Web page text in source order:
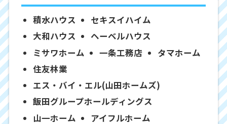
積水ハウス
セキスイハイム
大和ハウス
ヘーベルハウス
ミサワホーム
一条工務店
タマホーム
住友林業
エス・バイ・エル(山田ホームズ)
飯田グループホールディングス
山一ホーム
アイフルホーム